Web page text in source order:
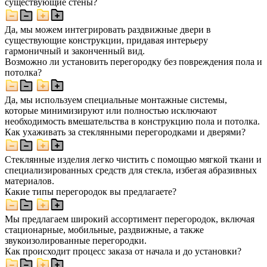
существующие стены?
Да, мы можем интегрировать раздвижные двери в
существующие конструкции, придавая интерьеру
гармоничный и законченный вид.
Возможно ли установить перегородку без повреждения пола и
потолка?
Да, мы используем специальные монтажные системы,
которые минимизируют или полностью исключают
необходимость вмешательства в конструкцию пола и потолка.
Как ухаживать за стеклянными перегородками и дверями?
Стеклянные изделия легко чистить с помощью мягкой ткани и
специализированных средств для стекла, избегая абразивных
материалов.
Какие типы перегородок вы предлагаете?
Мы предлагаем широкий ассортимент перегородок, включая
стационарные, мобильные, раздвижные, а также
звукоизолированные перегородки.
Как происходит процесс заказа от начала и до установки?